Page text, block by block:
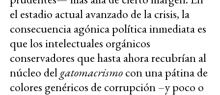
el estadio actual avanzado de la crisis, la
consecuencia agónica política inmediata es
que los intelectuales orgánicos
conservadores que hasta ahora recubrían al
núcleo delgatomacrismocon una pátina de
colores genéricos de corrupción –y poco o